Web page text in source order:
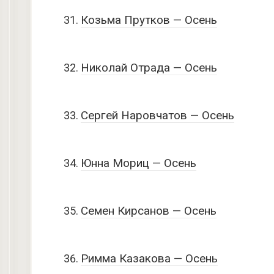
Козьма Прутков — Осень
Николай Отрада — Осень
Сергей Наровчатов — Осень
Юнна Мориц — Осень
Семен Кирсанов — Осень
Римма Казакова — Осень